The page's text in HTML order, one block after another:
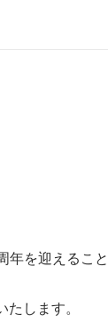
年を迎えること
します。